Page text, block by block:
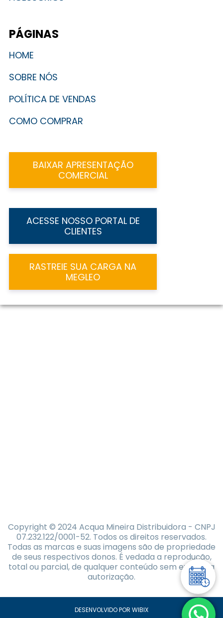
PÁGINAS
HOME
SOBRE NÓS
POLÍTICA DE VENDAS
COMO COMPRAR
BAIXAR APRESENTAÇÃO
COMERCIAL
ACESSE NOSSO PORTAL DE
CLIENTES
RASTREIE SUA CARGA NA
MEGLEO
Copyright © 2024 Acqua Mineira Distribuidora - CNPJ
07.232.122/0001-52. Todos os direitos reservados.
Todas as marcas e suas imagens são de propriedade
de seus respectivos donos. É vedada a reprodução,
total ou parcial, de qualquer conteúdo sem expressa
autorização.
DESENVOLVIDO POR WIBIX